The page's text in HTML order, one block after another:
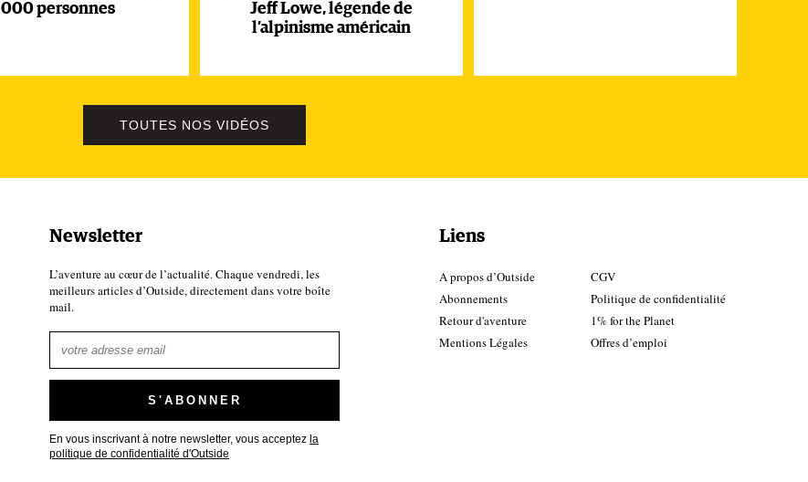
000 personnes
Jeff Lowe, légende de
l’alpinisme américain
TOUTES NOS VIDÉOS
Newsletter
L’aventure au cœur de l’actualité. Chaque vendredi, les
meilleurs articles d’Outside, directement dans votre boîte
mail.
En vous inscrivant à notre newsletter, vous acceptez la
politique de confidentialité d'Outside
Liens
A propos d’Outside
Abonnements
Retour d'aventure
Mentions Légales
CGV
Politique de confidentialité
1% for the Planet
Offres d’emploi